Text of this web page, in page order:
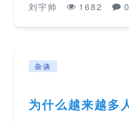
刘宇帅 1682 0
杂谈
为什么越来越多